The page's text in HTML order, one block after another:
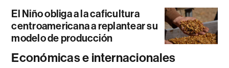
El Niño obliga a la caficultura
centroamericana a replantear su
modelo de producción
Económicas e internacionales